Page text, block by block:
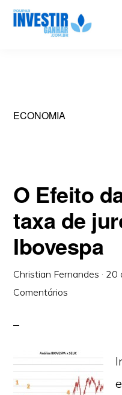
Skip
Geração
ECONOMIA
O Efeito
taxa de
Ibovespa
Christian Fernandes · 20
Comentários